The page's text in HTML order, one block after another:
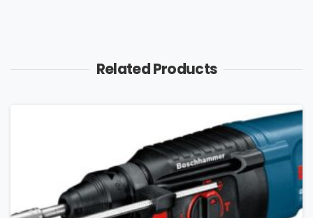
Related Products